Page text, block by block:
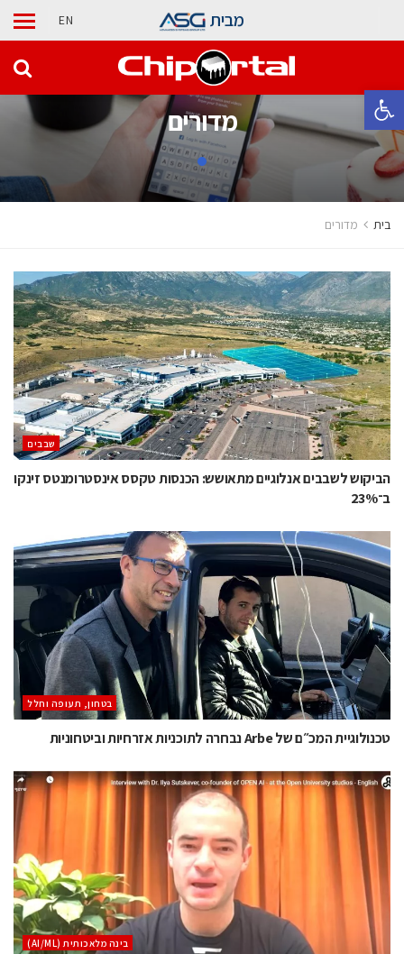
פתח סרגל נגישות
מבית EN
מדורים
בית מדורים
‫שבבים‬
הביקוש לשבבים אנלוגיים מתאושש: הכנסות טקסס אינסטרומנטס זינקו
ב־23%
בטחון, תעופה וחלל
טכנולוגיית המכ״ם של Arbe נבחרה לתוכניות אזרחיות וביטחוניות
בינה מלאכותית (AI/ML)